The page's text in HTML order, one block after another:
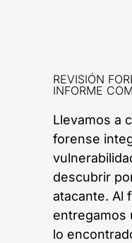
REVISIÓN
INFORME
Llevamos a
forense
descubrir
atacante. Al
entregamos
lo